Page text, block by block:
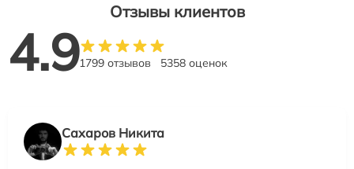
Отзывы клиентов
4.91799 отзывов 5358 оценок
Сахаров Никита